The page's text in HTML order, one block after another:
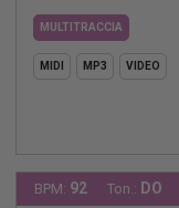
MULTITRACCIA
MIDI MP3 VIDEO
BPM: 92 Ton.: DO